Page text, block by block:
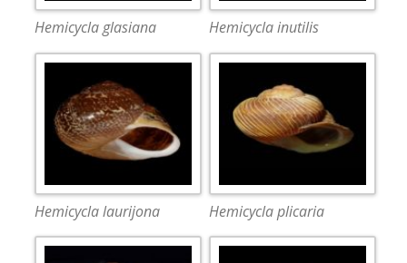
Hemicycla glasiana Hemicycla inutilis
Hemicycla laurijona Hemicycla plicaria